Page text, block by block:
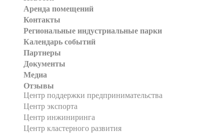
Аренда помещений
Контакты
Региональные индустриальные парки
Календарь событий
Партнеры
Документы
Медиа
Отзывы
Центр поддержки предпринимательства
Центр экспорта
Центр инжиниринга
Центр кластерного развития